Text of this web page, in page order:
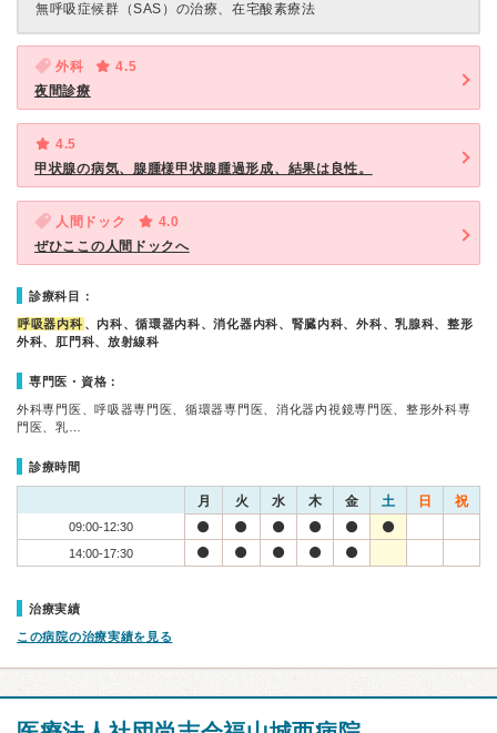
無呼吸症候群（SAS）の治療、在宅酸素療法
外科
4.5
夜間診療
4.5
甲状腺の病気、腺腫様甲状腺腫過形成、結果は良性。
人間ドック
4.0
ぜひここの人間ドックへ
診療科目：
呼吸器内科 、内科、循環器内科、消化器内科、腎臓内科、外科、乳腺科、整形
外科、肛門科、放射線科
専門医・資格：
外科専門医、呼吸器専門医、循環器専門医、消化器内視鏡専門医、整形外科専
門医、乳…
診療時間
月 火 水 木 金 土 日 祝
09:00-12:30
14:00-17:30
治療実績
この病院の治療実績を見る